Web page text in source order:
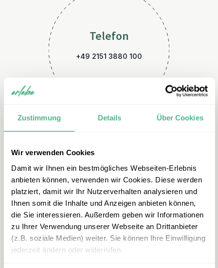
Zustimmung Details Über Cookies
Wir verwenden Cookies
Damit wir Ihnen ein bestmögliches Webseiten-Erlebnis
anbieten können, verwenden wir Cookies. Diese werden
platziert, damit wir Ihr Nutzerverhalten analysieren und
Ihnen somit die Inhalte und Anzeigen anbieten können,
die Sie interessieren. Außerdem geben wir Informationen
zu Ihrer Verwendung unserer Webseite an Drittanbieter
(z.B. soziale Medien) weiter. Sie können Ihre Einwilligung
jederzeit ändern oder widerrufen.
Telefon
+49 2151 3880 100
E-Mail
thailand@erlebe.de